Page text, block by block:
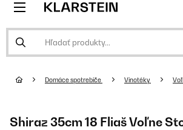
Domáce spotrebiče Vinotéky
Shiraz 35cm 18 Fliaš Voľne